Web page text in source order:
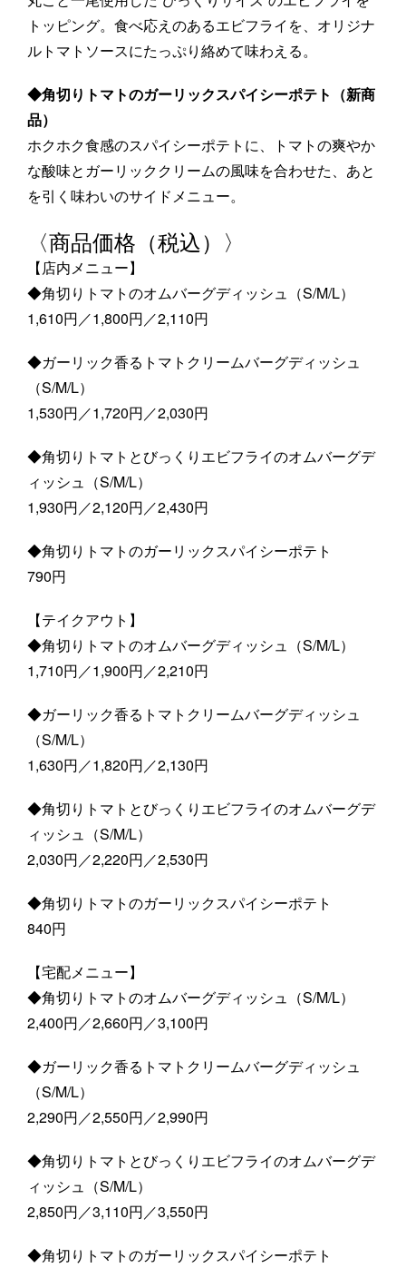
トッピング。食べ応えのあるエビフライを、オリジナ
ルトマトソースにたっぷり絡めて味わえる。
◆角切りトマトのガーリックスパイシーポテト（新商
品）
ホクホク食感のスパイシーポテトに、トマトの爽やか
な酸味とガーリッククリームの風味を合わせた、あと
を引く味わいのサイドメニュー。
〈商品価格（税込）〉
【店内メニュー】
◆角切りトマトのオムバーグディッシュ（S/M/L）
1,610円／1,800円／2,110円
◆ガーリック香るトマトクリームバーグディッシュ
（S/M/L）
1,530円／1,720円／2,030円
◆角切りトマトとびっくりエビフライのオムバーグデ
ィッシュ（S/M/L）
1,930円／2,120円／2,430円
◆角切りトマトのガーリックスパイシーポテト
790円
【テイクアウト】
◆角切りトマトのオムバーグディッシュ（S/M/L）
1,710円／1,900円／2,210円
◆ガーリック香るトマトクリームバーグディッシュ
（S/M/L）
1,630円／1,820円／2,130円
◆角切りトマトとびっくりエビフライのオムバーグデ
ィッシュ（S/M/L）
2,030円／2,220円／2,530円
◆角切りトマトのガーリックスパイシーポテト
840円
【宅配メニュー】
◆角切りトマトのオムバーグディッシュ（S/M/L）
2,400円／2,660円／3,100円
◆ガーリック香るトマトクリームバーグディッシュ
（S/M/L）
2,290円／2,550円／2,990円
◆角切りトマトとびっくりエビフライのオムバーグデ
ィッシュ（S/M/L）
2,850円／3,110円／3,550円
◆角切りトマトのガーリックスパイシーポテト